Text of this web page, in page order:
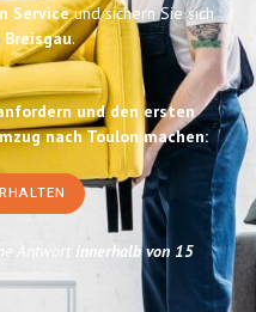
Serviceund sichern Sie sich
.
und den ersten
nach Toulon machen:
Antwort innerhalb von 15